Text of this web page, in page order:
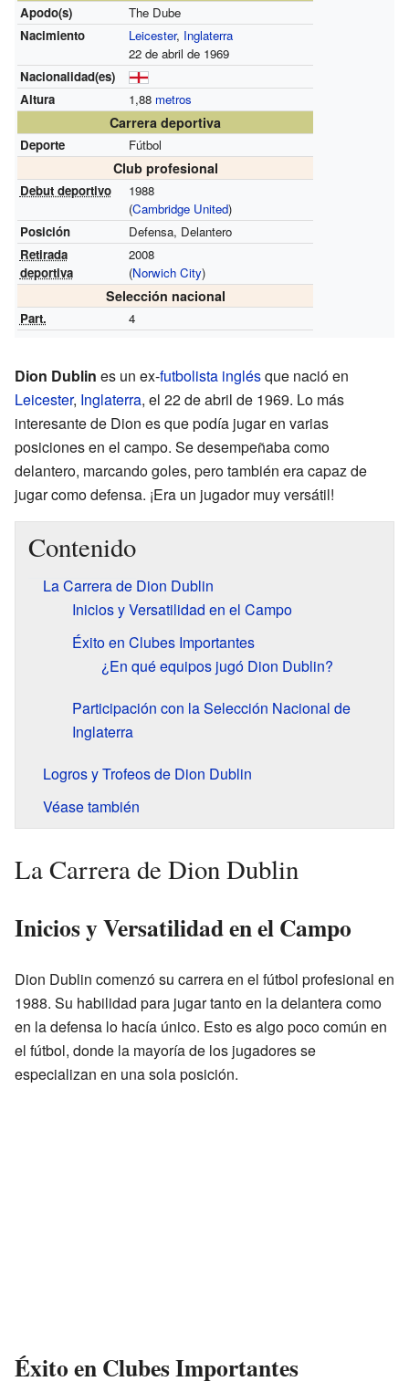
Apodo(s)
The Dube
Nacimiento
Leicester, Inglaterra
22 de abril de 1969
Nacionalidad(es)
Altura
1,88 metros
Carrera deportiva
Deporte Fútbol
Club profesional
Debut deportivo
1988
(Cambridge United)
Posición
Defensa, Delantero
Retirada
deportiva
2008
(Norwich City)
Selección nacional
Part. 4
Dion Dublin es un ex-futbolista inglésque nació en
Leicester, Inglaterra, el 22 de abril de 1969. Lo más
interesante de Dion es que podía jugar en varias
posiciones en el campo. Se desempeñaba como
delantero, marcando goles, pero también era capaz de
jugar como defensa. ¡Era un jugador muy versátil!
Contenido
La Carrera de Dion Dublin
Inicios y Versatilidad en el Campo
Éxito en Clubes Importantes
¿En qué equipos jugó Dion Dublin?
Participación con la Selección Nacional de
Inglaterra
Logros y Trofeos de Dion Dublin
Véase también
La Carrera de Dion Dublin
Inicios y Versatilidad en el Campo
Dion Dublin comenzó su carrera en el fútbol profesional en
1988. Su habilidad para jugar tanto en la delantera como
en la defensa lo hacía único. Esto es algo poco común en
el fútbol, donde la mayoría de los jugadores se
especializan en una sola posición.
Éxito en Clubes Importantes